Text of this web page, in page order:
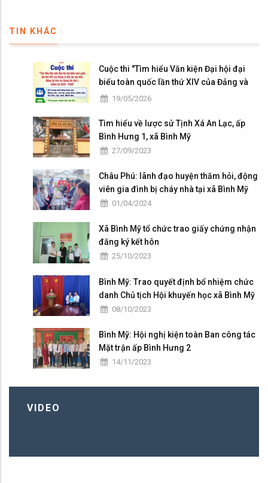
TIN KHÁC
Cuộc thi "Tìm hiểu Văn kiện Đại hội đại
biểu toàn quốc lần thứ XIV của Đảng và
Đại hội đại biểu Đảng bộ tỉnh An Giang lần
19/05/2026
Tìm hiểu về lược sử Tịnh Xá An Lạc, ấp
Bình Hưng 1, xã Bình Mỹ
27/09/2023
Châu Phú: lãnh đạo huyện thăm hỏi, động
viên gia đình bị cháy nhà tại xã Bình Mỹ
01/04/2024
Xã Bình Mỹ tổ chức trao giấy chứng nhận
đăng ký kết hôn
25/10/2023
Bình Mỹ: Trao quyết định bổ nhiệm chức
danh Chủ tịch Hội khuyến học xã Bình Mỹ
08/10/2023
Bình Mỹ: Hội nghị kiện toàn Ban công tác
Mặt trận ấp Bình Hưng 2
14/11/2023
VIDEO